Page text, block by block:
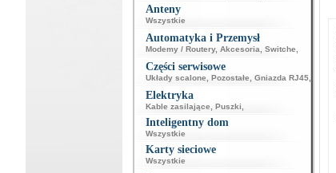
Anteny
Wszystkie
Automatyka i Przemysł
Modemy / Routery, Akcesoria Switche
Części serwisowe
Układy scalone Pozostałe Gniazda RJ45,
Elektryka
Kable zasilające Puszki
Inteligentny dom
Wszystkie
Karty sieciowe
Wszystkie